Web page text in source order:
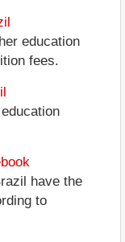
education
fees.
have the
to